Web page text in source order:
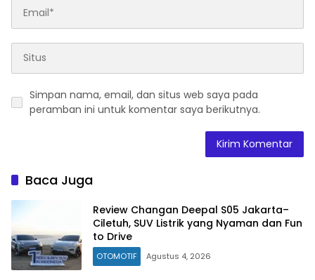
Simpan nama, email, dan situs web saya pada
peramban ini untuk komentar saya berikutnya.
Baca Juga
Review Changan Deepal S05 Jakarta–
Ciletuh, SUV Listrik yang Nyaman dan Fun
to Drive
OTOMOTIF Agustus 4, 2026